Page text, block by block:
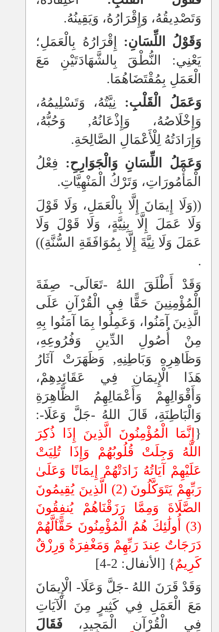
وَتَصْدِيقُهُ، وَإِقْرَارُهُ، وَيَقِينُهُ.
وَقَوْلُ اللِّسَانِ: إِقْرَارُهُ بِالْعَمَلِ؛
يَعْنِي: النُّطْقَ بِالشَّهَادَتَيْنِ مَعَ
الْعَمَلِ بِمُقْتَضَاهُمَا.
وَعَمَلُ الْقَلْبِ: نِيَّتُهُ، وَتَسْلِيمُهُ،
وَإِخْلَاصُهُ، وَإِذْعَانُهُ, وَحُبُّهُ،
وَإِرَادَتُهُ لِلْأَعْمَالِ الصَّالِحَةِ.
وَعَمَلُ اللِّسَانِ وَالْجَوَارِحِ: فِعْلُ
الْمَأْمُورَاتِ، وَتَرْكُ الْمَنْهِيَّاتِ.
((وَلَا إِيمَانَ إِلَّا بِالْعَمَلِ، وَلَا قَوْلَ
وَلَا عَمَلَ إِلَّا بِنِيَّةٍ، وَلَا قَوْلَ وَلَا
عَمَلَ وَلَا نِيَّةَ إِلَّا بِمُوَافَقَةِ السُّنَّةِ))
.
وَقَدْ أَطْلَقَ اللهُ -تَعَالَى- صِفَةَ
الْمُؤْمِنِينَ حَقًّا فِي الْقُرْآنِ عَلَى
الَّذِينَ آمَنُوا، وَعَمِلُوا بِمَا آمَنُوا بِهِ
مِنْ أُصُولِ الدِّينِ وَفُرُوعِهِ،
وَظَاهِرِهِ وَبَاطِنِهِ, وَظَهَرَتْ آثَارُ
هَذَا الْإِيمَانِ فِي عَقَائِدِهِمْ،
وَأَقْوَالِهِمْ وَأَعْمَالِهِمُ الظَّاهِرَةِ
وَالْبَاطِنَةِ، قَالَ اللهُ -جَلَّ وَعَلَا-:
{ إِنَّمَا الْمُؤْمِنُونَ الَّذِينَ إِذَا ذُكِرَ
اللَّهُ وَجِلَتْ قُلُوبُهُمْ وَإِذَا تُلِيَتْ
عَلَيْهِمْ آيَاتُهُ زَادَتْهُمْ إِيمَانًا وَعَلَىٰ
رَبِّهِمْ يَتَوَكَّلُونَ (2) الَّذِينَ يُقِيمُونَ
الصَّلَاةَ وَمِمَّا رَزَقْنَاهُمْ يُنفِقُونَ
(3) أُولَٰئِكَ هُمُ الْمُؤْمِنُونَ حَقًّا
لَّهُمْ
دَرَجَاتٌ عِندَ رَبِّهِمْ وَمَغْفِرَةٌ وَرِزْقٌ
كَرِيمٌ} [الأنفال: 2-4]
وَقَدْ قَرَنَ اللهُ -جَلَّ وَعَلَا- الْإِيمَانَ
مَعَ الْعَمَلِ فِي كَثِيرٍ مِنَ الْآيَاتِ
فِي الْقُرْآنِ الْمَجِيدِ، فَقَالَ